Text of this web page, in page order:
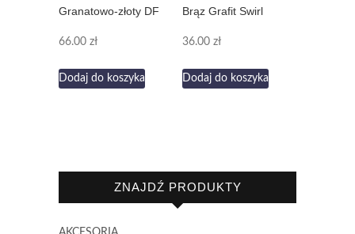
Granatowo-złoty DF
66.00 zł
Dodaj do koszyka
Brąz Grafit Swirl
36.00 zł
Dodaj do koszyka
ZNAJDŹ PRODUKTY